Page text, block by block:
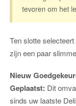
tevoren om het
Ten slotte
zijn een paar
Nieuw
Geplaatst: Dit
sinds uw laatste